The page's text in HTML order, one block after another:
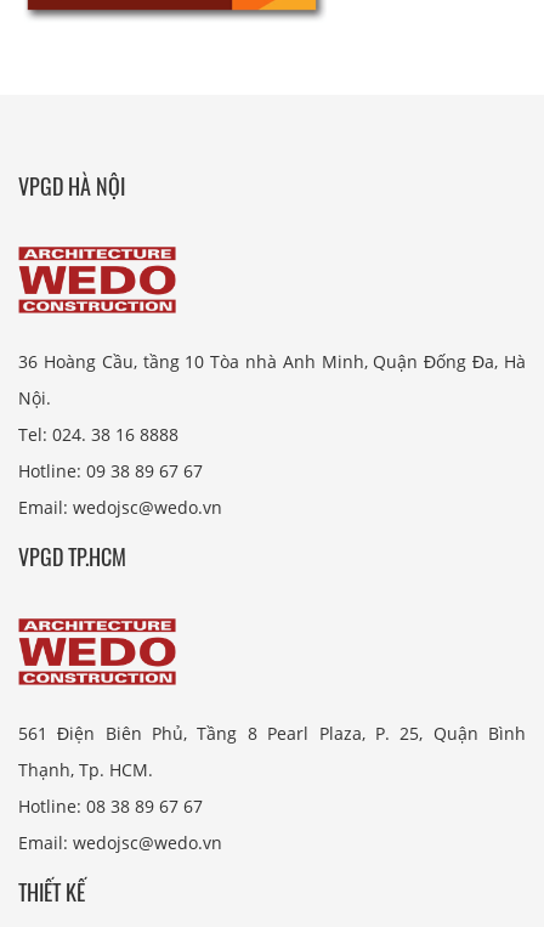
VPGD HÀ NỘI
36 Hoàng Cầu, tầng 10 Tòa nhà Anh Minh, Quận Đống Đa, Hà
Nội.
Tel: 024. 38 16 8888
Hotline: 09 38 89 67 67
Email: wedojsc@wedo.vn
VPGD TP.HCM
561 Điện Biên Phủ, Tầng 8 Pearl Plaza, P. 25, Quận Bình
Thạnh, Tp. HCM.
Hotline: 08 38 89 67 67
Email: wedojsc@wedo.vn
THIẾT KẾ